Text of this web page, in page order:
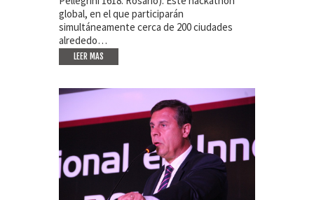
global, en el que participarán
simultáneamente cerca de 200 ciudades
alrededo…
LEER MAS